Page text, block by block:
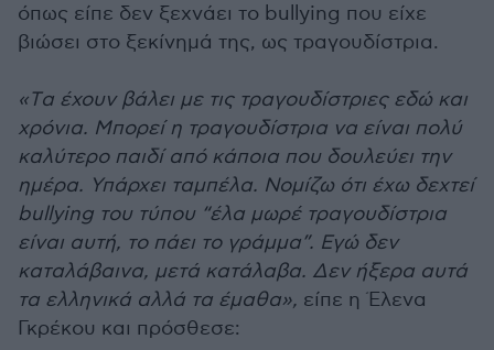
όπως είπε δεν ξεχνάει το bullying που είχε
βιώσει στο ξεκίνημά της, ως τραγουδίστρια.
«Tα έχουν βάλει με τις τραγουδίστριες εδώ και
χρόνια. Μπορεί η τραγουδίστρια να είναι πολύ
καλύτερο παιδί από κάποια που δουλεύει την
ημέρα. Υπάρχει ταμπέλα. Νομίζω ότι έχω δεχτεί
bullying του τύπου “έλα μωρέ τραγουδίστρια
είναι αυτή, το πάει το γράμμα”. Εγώ δεν
καταλάβαινα, μετά κατάλαβα. Δεν ήξερα αυτά
τα ελληνικά αλλά τα έμαθα», είπε η Έλενα
Γκρέκου και πρόσθεσε: